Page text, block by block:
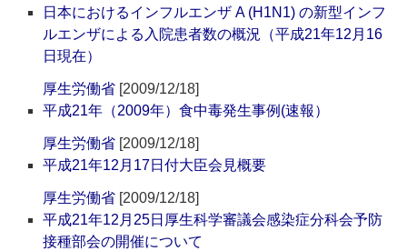
日本におけるインフルエンザ A (H1N1) の新型インフ
ルエンザによる入院患者数の概況（平成21年12月16
日現在）
厚生労働省 [2009/12/18]
平成21年（2009年）食中毒発生事例(速報）
厚生労働省 [2009/12/18]
平成21年12月17日付大臣会見概要
厚生労働省 [2009/12/18]
平成21年12月25日厚生科学審議会感染症分科会予防
接種部会の開催について